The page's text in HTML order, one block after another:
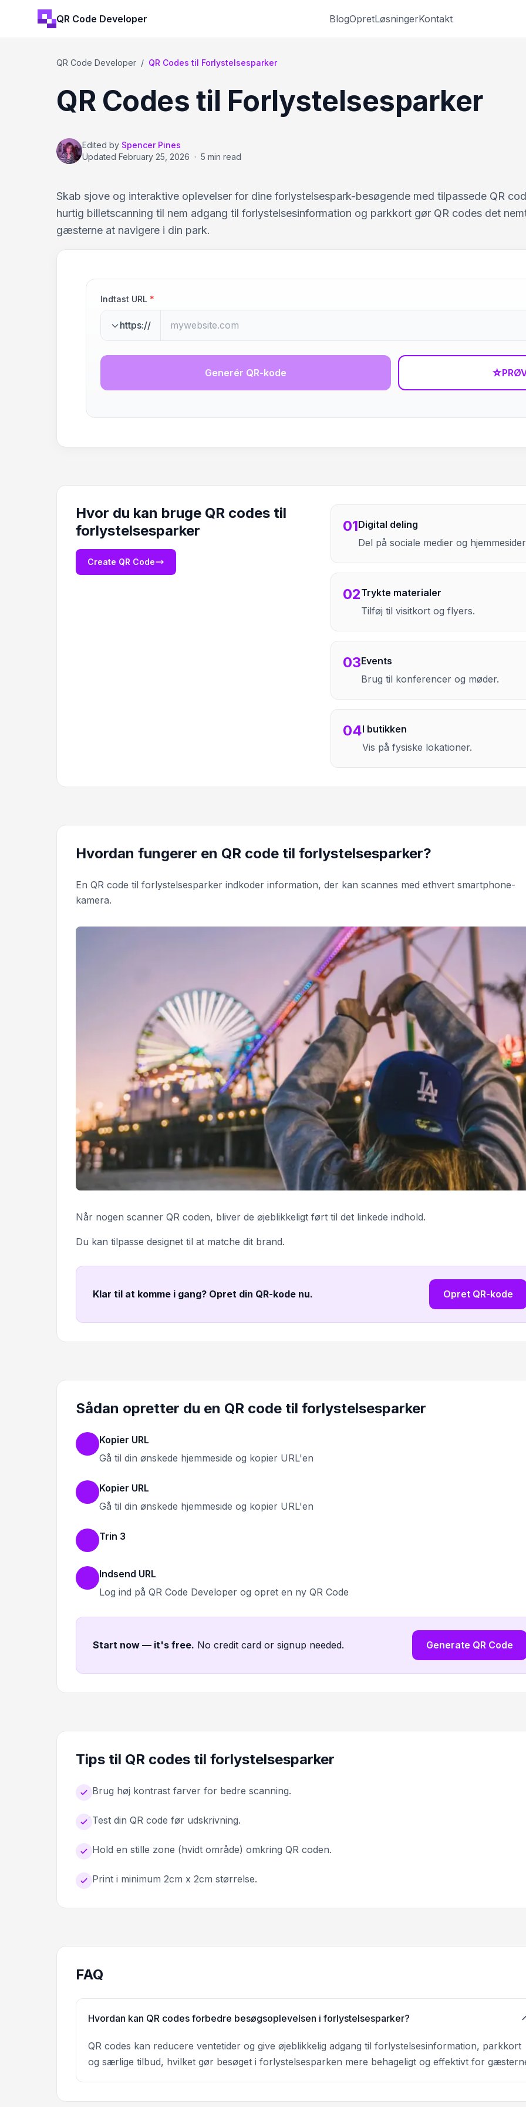
QR Code Developer BlogOpretLøsningerKontakt
QR Code Developer / QR Codes til Forlystelsesparker
QR Codes til Forlystelsesparker
Edited by Spencer Pines
Updated February 25, 2026 · 5 min read
Skab sjove og interaktive oplevelser for dine forlystelsespark-besøgende med tilpassede QR
hurtig billetscanning til nem adgang til forlystelsesinformation og parkkort gør QR codes det
gæsterne at navigere i din park.
Indtast URL *
https://
Generér QR-kode ☆
Hvor du kan bruge QR codes til
forlystelsesparker
Create QR Code
01Digital deling
Del på sociale medier og
02Trykte materialer
Tilføj til visitkort og flyers.
03Events
Brug til konferencer og møder.
04I butikken
Vis på fysiske lokationer.
Hvordan fungerer en QR code til forlystelsesparker?
En QR code til forlystelsesparker indkoder information, der kan scannes med ethvert smartphone-
kamera.
Når nogen scanner QR coden, bliver de øjeblikkeligt ført til det linkede indhold.
Du kan tilpasse designet til at matche dit brand.
Klar til at komme i gang? Opret din QR-kode nu. Opret QR-kode
Sådan opretter du en QR code til forlystelsesparker
Kopier URL
Gå til din ønskede hjemmeside og kopier URL'en
Kopier URL
Gå til din ønskede hjemmeside og kopier URL'en
Trin 3
Indsend URL
Log ind på QR Code Developer og opret en ny QR Code
Start now — it's free. No credit card or signup needed. Generate QR Code
Tips til QR codes til forlystelsesparker
Brug høj kontrast farver for bedre scanning.
Test din QR code før udskrivning.
Hold en stille zone (hvidt område) omkring QR coden.
Print i minimum 2cm x 2cm størrelse.
FAQ
Hvordan kan QR codes forbedre besøgsoplevelsen i forlystelsesparker?
QR codes kan reducere ventetider og give øjeblikkelig adgang til forlystelsesinformation, parkkort
og særlige tilbud, hvilket gør besøget i forlystelsesparken mere behageligt og effektivt for